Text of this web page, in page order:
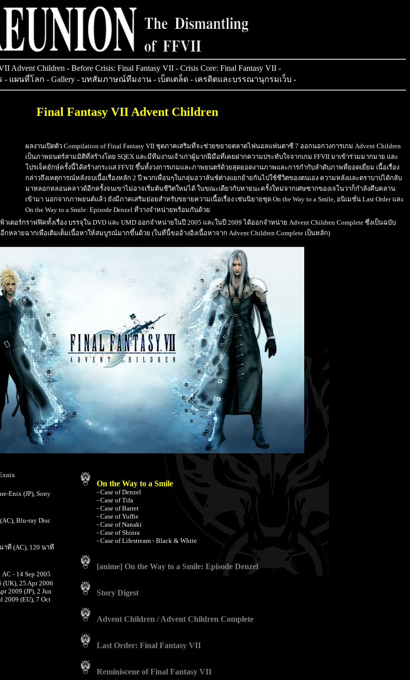
Advent Children - Before Crisis: Final Fantasy VII- Crisis Core: Final Fantasy VII-
- แผนที่โลก - Gallery - บทสัมภาษณ์ทีมงาน - เบ็ดเตล็ด - เครดิตและบรรณานุกรมเว็บ -
Final Fantasy VII Advent Children
ผลงานเปิดตัว Compilation of Final Fantasy VII ชุดภาคเสริมที่จะช่วยขยายตลาดไฟนอลแฟนตาซี 7 ออกนอกวงการเกม Advent Children
เป็นภาพยนตร์สามมิติที่สร้างโดย SQEX และมีทีมงานเจ้าเก่าผู้มากฝีมือที่เคยฝากความประทับใจจากเกม FFVII มาเข้าร่วมมากมาย และ
โปรเจ็คยักษ์ครั้งนี้ได้สร้างกระแส FFVII ขึ้นทั้งวงการเกมและภาพยนตร์ด้วยสุดยอดงานภาพและการกำกับลำดับภาพที่ยอดเยี่ยม เนื้อเรื่อง
กล่าวถึงเหตุการณ์หลังจบเนื้อเรื่องหลัก 2 ปี พวกเพื่อนๆในกลุ่มอวาลันช์ต่างแยกย้ายกันไปใช้ชีวิตของตนเอง ความหลังและตราบาปได้กลับ
มาหลอกหลอนคลาวด์อีกครั้งจนเขาไม่อาจเริ่มต้นชีวิตใหม่ได้ ในขณะเดียวกับหายนะครั้งใหม่จากเศษซากของเจโนวาก็กำลังคืบคลาน
เข้ามา นอกจากภาพยนต์แล้ว ยังมีภาคเสริมย่อยสำหรับขยายความเนื้อเรื่อง เช่นนิยายชุด On the Way to a Smile, อนิเมชั่น Last Order และ
On the Way to a Smile: Episode Denzel ที่วางจำหน่ายพร้อมกันด้วย
ตอร์กราฟฟิคทั้งเรื่อง บรรจุใน DVD และ UMD ออกจำหน่ายในปี 2005 และในปี 2009 ได้ออกจำหน่าย Advent Children Complete ซึ่งเป็นฉบับ
กหลายฉากเพื่อเติมเต็มเนื้อหาให้สมบูรณ์มากขึ้นด้วย (ในที่นี้ขออ้างอิงเนื้อหาจาก Advent Children Complete เป็นหลัก)
Enix (JP), Sony
Blu-ray Disc
าที (AC), 120 นาที
AC - 14 Sep 2005
(UK), 25 Apr 2006
2009 (JP), 2 Jun
2009 (EU), 7 Oct
On the Way to a Smile
- Case of Denzel
- Case of Tifa
- Case of Barret
- Case of Yuffie
- Case of Nanaki
- Case of Shinra
- Case of Lifestream - Black & White
[anime] On the Way to a Smile: Episode Denzel
Story Digest
Advent Children / Advent Children Complete
Last Order: Final Fantasy VII
Reminiscene of Final Fantasy VII